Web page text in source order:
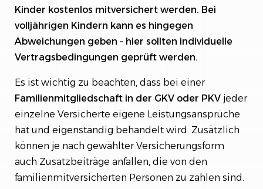
Kinder kostenlos mitversichert werden. Bei
volljährigen Kindern kann es hingegen
Abweichungen geben – hier sollten individuelle
Vertragsbedingungen geprüft werden.
Es ist wichtig zu beachten, dass bei einer
Familienmitgliedschaft in der GKV oder PKV jeder
einzelne Versicherte eigene Leistungsansprüche
hat und eigenständig behandelt wird. Zusätzlich
können je nach gewählter Versicherungsform
auch Zusatzbeiträge anfallen, die von den
familienmitversicherten Personen zu zahlen sind.